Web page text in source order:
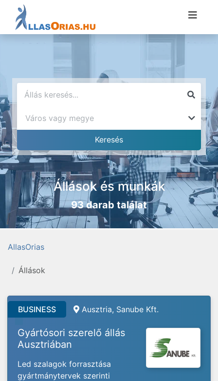
Állások és munkák
93 darab találat
AllasOrias
Állások
BUSINESS Ausztria, Sanube Kft.
Gyártósori szerelő állás
Ausztriában
Led szalagok forrasztása
gyártmánytervek szerinti